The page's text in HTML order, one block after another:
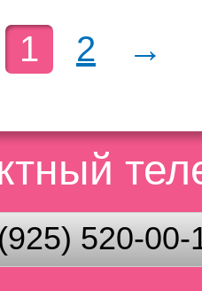
1 2 →
520-00-